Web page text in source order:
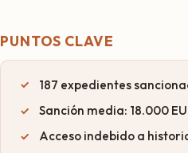
PUNTOS CLAVE
187 expedientes
Sanción media: 18.000
Acceso indebido a